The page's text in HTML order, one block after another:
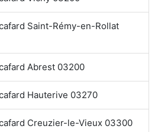
Saint-Rémy-en-Rollat
Abrest 03200
Hauterive 03270
Creuzier-le-Vieux 03300